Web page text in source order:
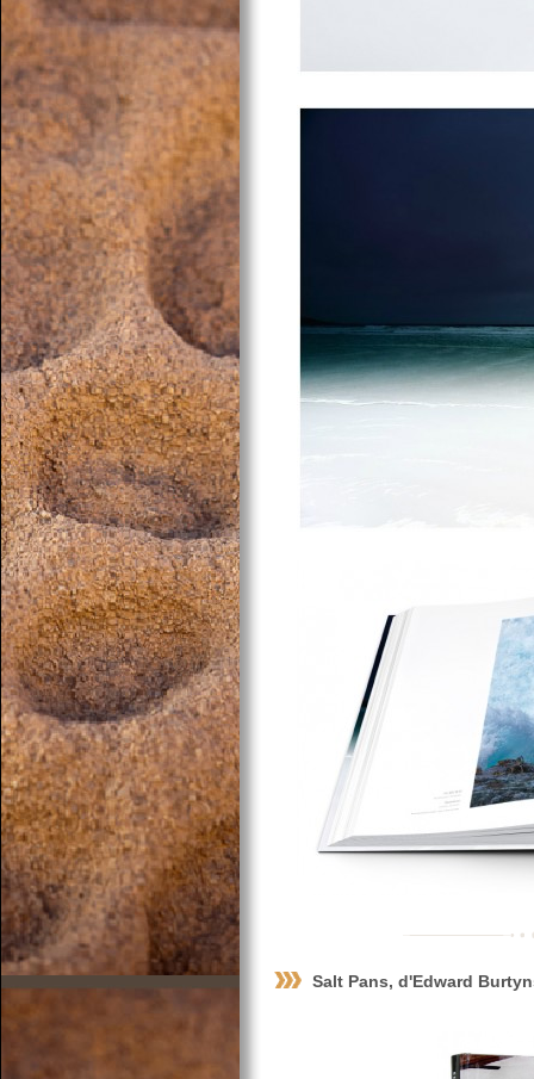
Salt Pans, d'Edward